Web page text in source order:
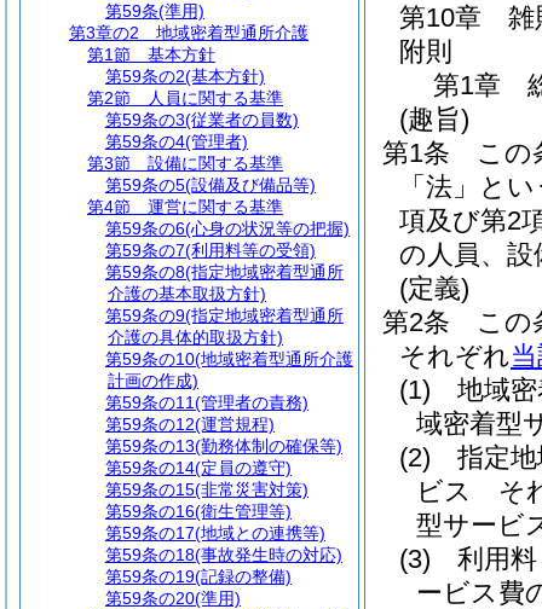
第10章
雑
附則
第1章
(趣旨)
第1条
この
「法」と
項及び第2
の人員、
(定義)
第2条
この
それぞれ
(1)
地域
域密着型
(2)
指定
ビス そ
型サービ
(3)
利用
ービス費
第59条(準用)
第3章の2
地域密着型通所介護
第1節
基本方針
第59条の2(基本方針)
第2節
人員に関する基準
第59条の3(従業者の員数)
第59条の4(管理者)
第3節
設備に関する基準
第59条の5(設備及び備品等)
第4節
運営に関する基準
第59条の6(心身の状況等の把握)
第59条の7(利用料等の受領)
第59条の8(指定地域密着型通所
介護の基本取扱方針)
第59条の9(指定地域密着型通所
介護の具体的取扱方針)
第59条の10(地域密着型通所介護
計画の作成)
第59条の11(管理者の責務)
第59条の12(運営規程)
第59条の13(勤務体制の確保等)
第59条の14(定員の遵守)
第59条の15(非常災害対策)
第59条の16(衛生管理等)
第59条の17(地域との連携等)
第59条の18(事故発生時の対応)
第59条の19(記録の整備)
第59条の20(準用)